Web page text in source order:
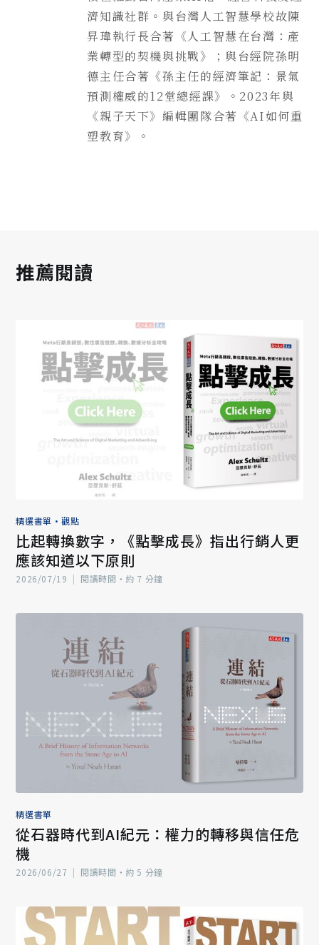
濟知識社群。與台灣人工智慧學校故陳
昇瑋執行長合著《人工智慧在台灣：產
業轉型的契機與挑戰》；與台經院孫明
德主任合著《孫主任的經濟筆記：景氣
預測權威的12堂總經課》。2023年與
《親子天下》編輯團隊合著《AI如何重
塑教育》。
推薦閱讀
精選書單 •觀點
比起轉換數字，《點擊成長》指出行銷人更
應該知道以下原則
2026/07/19 | 閱讀時間‧約 7 分鐘
精選書單
從石器時代到AI紀元：權力的轉移與信任危
機
2026/06/27 | 閱讀時間‧約 5 分鐘